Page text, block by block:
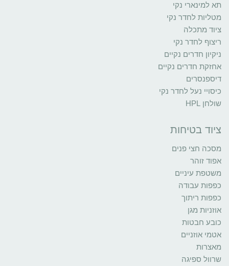
תא למינארי נקי
מטליות לחדר נקי
ציוד מתכלה
ריצוף לחדר נקי
ניקיון חדרים נקיים
אחזקת חדרים נקיים
דיספנסרים
כיסויי נעל לחדר נקי
שולחן HPL
ציוד בטיחות
מסכה חצי פנים
אפוד זוהר
משטפת עיניים
כפפות עבודה
כפפות ריתוך
אוזניות מגן
כובע חבטות
אטמי אוזניים
מאצרות
שרוול ספיגה